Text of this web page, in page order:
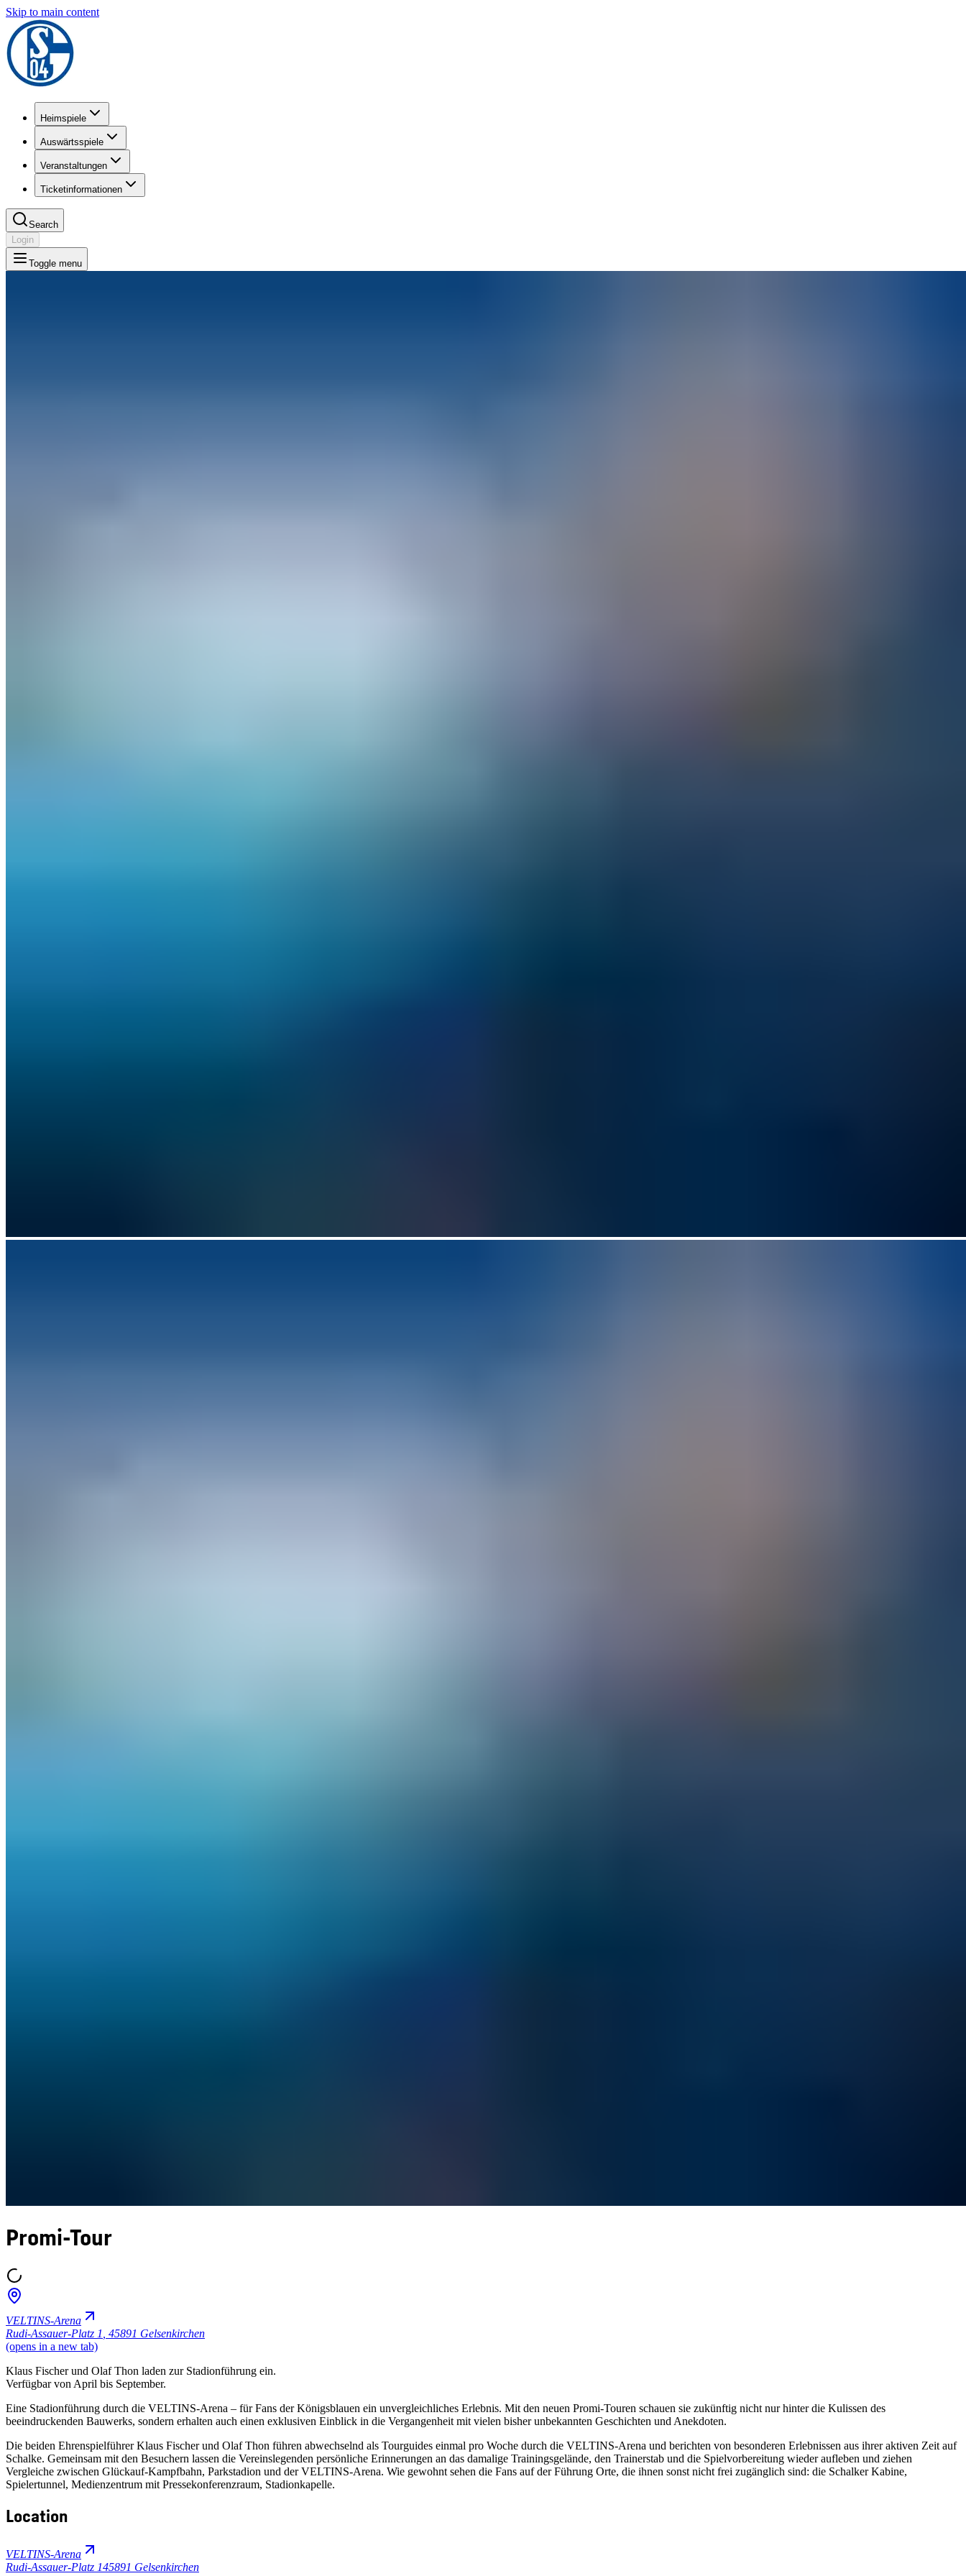
Skip to main content
Heimspiele
Auswärtsspiele
Veranstaltungen
Ticketinformationen
Search
Login
Toggle menu
Promi-Tour
VELTINS-Arena
Rudi-Assauer-Platz 1 45891 Gelsenkirchen
(opens in a new tab)
Klaus Fischer und Olaf Thon laden zur Stadionführung ein.
Verfügbar von April bis September.
Eine Stadionführung durch die VELTINS-Arena – für Fans der Königsblauen ein unvergleichliches Erlebnis. Mit den neuen Promi-Touren schauen sie zukünftig nicht nur hinter die Kulissen des
beeindruckenden Bauwerks, sondern erhalten auch einen exklusiven Einblick in die Vergangenheit mit vielen bisher unbekannten Geschichten und Anekdoten.
Die beiden Ehrenspielführer Klaus Fischer und Olaf Thon führen abwechselnd als Tourguides einmal pro Woche durch die VELTINS-Arena und berichten von besonderen Erlebnissen aus ihrer aktiven Zeit auf
Schalke. Gemeinsam mit den Besuchern lassen die Vereinslegenden persönliche Erinnerungen an das damalige Trainingsgelände, den Trainerstab und die Spielvorbereitung wieder aufleben und ziehen
Vergleiche zwischen Glückauf-Kampfbahn, Parkstadion und der VELTINS-Arena. Wie gewohnt sehen die Fans auf der Führung Orte, die ihnen sonst nicht frei zugänglich sind: die Schalker Kabine,
Spielertunnel, Medienzentrum mit Pressekonferenzraum, Stadionkapelle.
Location
VELTINS-Arena
Rudi-Assauer-Platz 145891 Gelsenkirchen